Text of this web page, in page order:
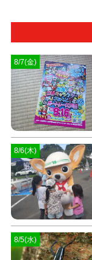
8/7(金)
8/6(木)
8/5(水)